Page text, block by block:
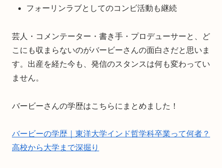
フォーリンラブとしてのコンビ活動も継続
芸人・コメンテーター・書き手・プロデューサーと、ど
こにも収まらないのがバービーさんの面白さだと思いま
す。出産を経た今も、発信のスタンスは何も変わってい
ません。
バービーさんの学歴はこちらにまとめました！
バービーの学歴｜東洋大学インド哲学科卒業って何者？
高校から大学まで深掘り